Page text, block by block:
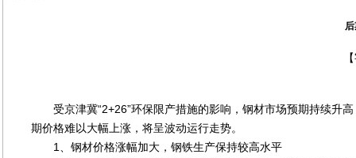
受京津冀“2+26”环保限产措施的影响，钢材市场预期持续升
期价格难以大幅上涨，将呈波动运行走势。
1、钢材价格涨幅加大，钢铁生产保持较高水平